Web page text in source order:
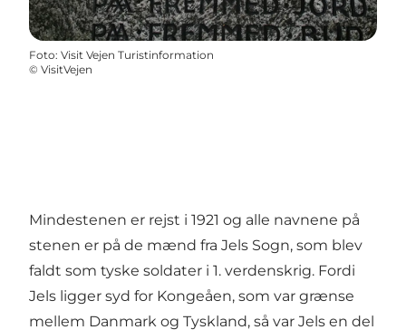
Foto: Visit Vejen Turistinformation
© VisitVejen
Mindestenen er rejst i 1921 og alle navnene på
stenen er på de mænd fra Jels Sogn, som blev
faldt som tyske soldater i 1. verdenskrig. Fordi
Jels ligger syd for Kongeåen, som var grænse
mellem Danmark og Tyskland, så var Jels en del